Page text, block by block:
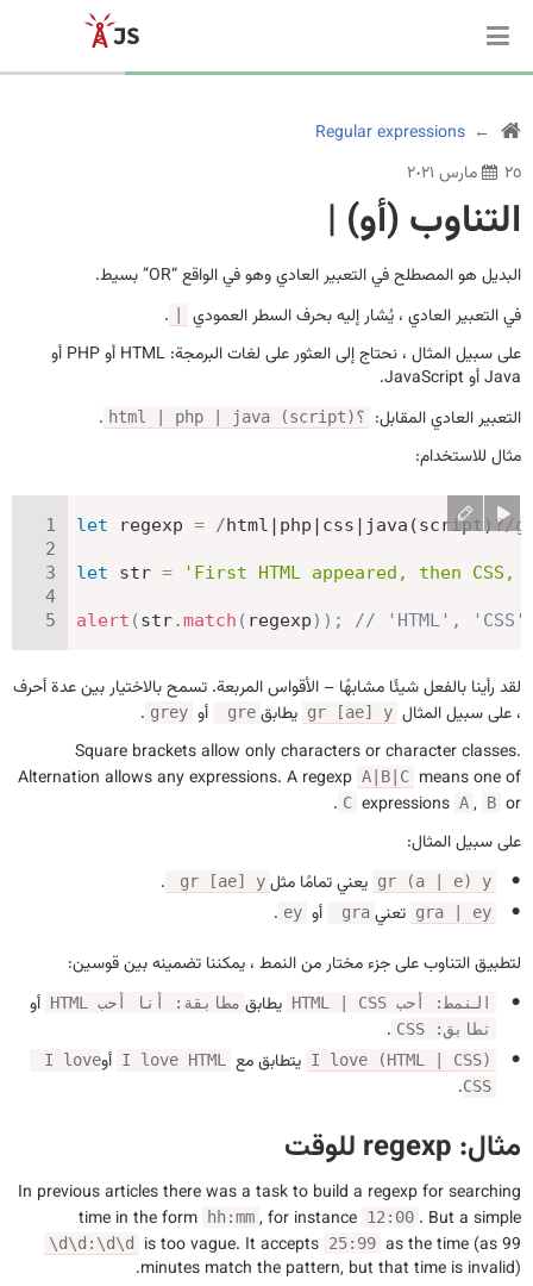
Regular expressions
٢٥ مارس ٢٠٢١
التناوب (أو) |
البديل هو المصطلح في التعبير العادي وهو في الواقع “OR” بسيط.
في التعبير العادي ، يُشار إليه بحرف السطر العمودي
.
على سبيل المثال ، نحتاج إلى العثور على لغات البرمجة: HTML أو PHP أو
Java أو JavaScript.
التعبير العادي المقابل:
html | php | java (script)؟
.
مثال للاستخدام:
let regexp = /html|php|css|java(script)?/
let str = 'First HTML appeared, then
alert (str.match ( regexp) ) ; // 'HTML',
لقد رأينا بالفعل شيئًا مشابهًا – الأقواس المربعة. تسمح بالاختيار بين عدة أحرف
، على سبيل المثال gr [ae] y يطابق gre أو grey
.
Square brackets allow only characters or character classes.
Alternation allows any expressions. A regexp A|B|C means one of
expressions A , B or
C
.
على سبيل المثال:
gr (a | e) y يعني تمامًا مثل gr [ae] y
.
gra | ey تعني gra أو ey
.
لتطبيق التناوب على جزء مختار من النمط ، يمكننا تضمينه بين قوسين:
النمط: أحب HTML | CSS يطابق مطابقة: أنا أحب HTML أو
تطابق: CSS .
I love (HTML | CSS) يتطابق مع I love HTML أوI love
CSS
.
مثال: regexp للوقت
In previous articles there was a task to build a regexp for searching
time in the form
hh:mm , for instance 12:00 . But a simple
\d\d:\d\d is too vague. It accepts 25:99 as the time (as 99
minutes match the pattern, but that time is invalid).